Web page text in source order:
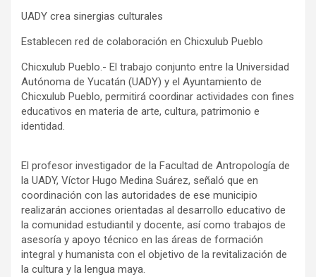
UADY crea sinergias culturales
Establecen red de colaboración en Chicxulub Pueblo
Chicxulub Pueblo.- El trabajo conjunto entre la Universidad
Autónoma de Yucatán (UADY) y el Ayuntamiento de
Chicxulub Pueblo, permitirá coordinar actividades con fines
educativos en materia de arte, cultura, patrimonio e
identidad.
El profesor investigador de la Facultad de Antropología de
la UADY, Víctor Hugo Medina Suárez, señaló que en
coordinación con las autoridades de ese municipio
realizarán acciones orientadas al desarrollo educativo de
la comunidad estudiantil y docente, así como trabajos de
asesoría y apoyo técnico en las áreas de formación
integral y humanista con el objetivo de la revitalización de
la cultura y la lengua maya.